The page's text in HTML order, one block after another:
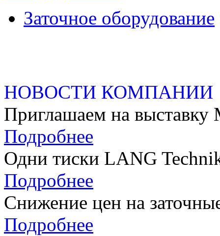
Заточное оборудование
НОВОСТИ КОМПАНИИ
Приглашаем на
Подробнее
Одни тиски LANG
Подробнее
Снижение цен на
Подробнее